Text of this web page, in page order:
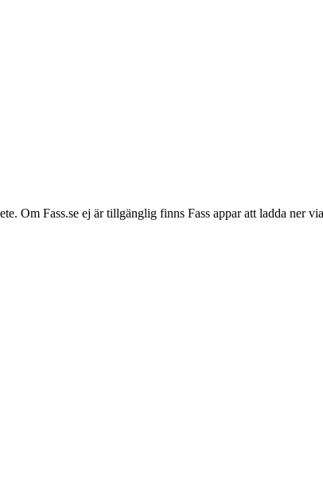
Om Fass.se ej är tillgänglig finns Fass appar att ladda ner